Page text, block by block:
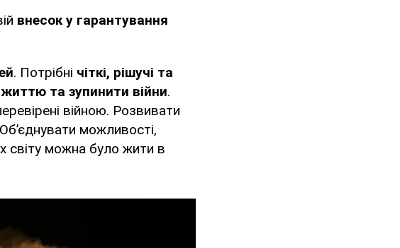
внесок у гарантування
. Потрібні чіткі, рішучі та
та зупинити війни.
війною. Розвивати
можливості,
світу можна було жити в